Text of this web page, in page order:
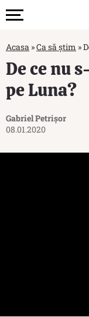
Acasa »Ca să știm »
De ce nu
pe Luna?
Gabriel Petrișor
08.01.2020